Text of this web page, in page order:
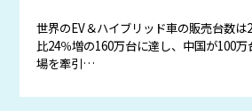
世界のEV＆ハイブリッド車の販売台数は
比24％増の160万台に達し、中国が100
場を牽引…